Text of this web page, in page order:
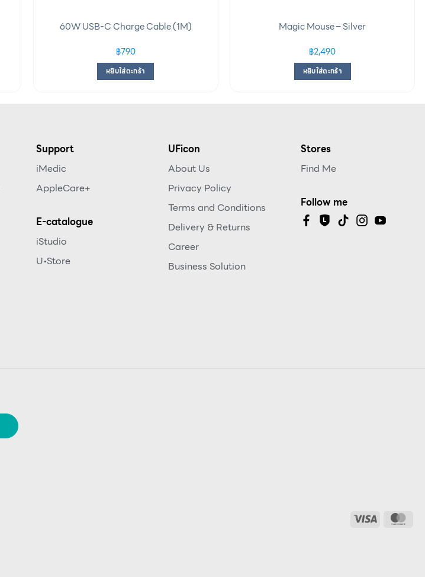
60W USB-C Charge Cable (1M)
฿790
หยิบใส่ตะกร้า
Magic Mouse – Silver
฿2,490
หยิบใส่ตะกร้า
Support
iMedic
AppleCare+
E-catalogue
iStudio
U•Store
UFicon
About Us
Privacy Policy
Terms and Conditions
Delivery & Returns
Career
Business Solution
Stores
Find Me
Follow me